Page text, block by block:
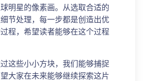
明星的像素画。从选取合适的
节处理，每一步都是创造出优
程，希望读者能够在这个过程
这些小小方块，我们能够捕捉
大家在未来能够继续探索这片